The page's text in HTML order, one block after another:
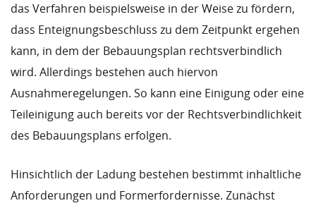
das Verfahren beispielsweise in der Weise zu fördern,
dass Enteignungsbeschluss zu dem Zeitpunkt ergehen
kann, in dem der Bebauungsplan rechtsverbindlich
wird. Allerdings bestehen auch hiervon
Ausnahmeregelungen. So kann eine Einigung oder eine
Teileinigung auch bereits vor der Rechtsverbindlichkeit
des Bebauungsplans erfolgen.
Hinsichtlich der Ladung bestehen bestimmt inhaltliche
Anforderungen und Formerfordernisse. Zunächst